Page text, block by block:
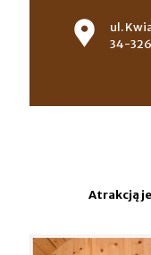
ul.
34-
Atrakcją